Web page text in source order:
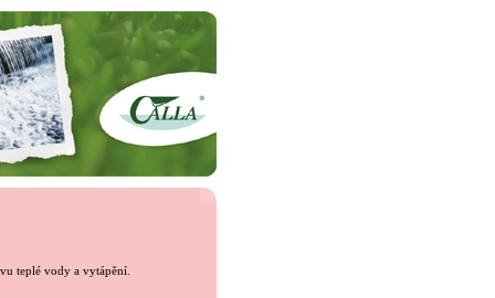
teplé vody a vytápění.